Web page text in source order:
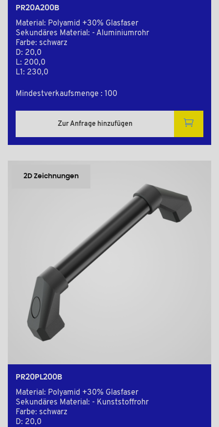
PR20A200B
Material: Polyamid +30% Glasfaser
Sekundäres Material: - Aluminiumrohr
Farbe: schwarz
D: 20,0
L: 200,0
L1: 230,0
Mindestverkaufsmenge : 100
Zur Anfrage hinzufügen
2D Zeichnungen
PR20PL200B
Material: Polyamid +30% Glasfaser
Sekundäres Material: - Kunststoffrohr
Farbe: schwarz
D: 20,0